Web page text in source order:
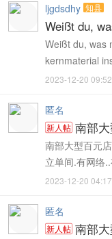
ljgdsdhy 知县
Weißt du,
Weißt du, was
kernmaterial
2023-12-20 09:52
匿名
新人帖 南部
南部大型百元
立单间.有网络
2023-12-20 04:17
匿名
新人帖 南部